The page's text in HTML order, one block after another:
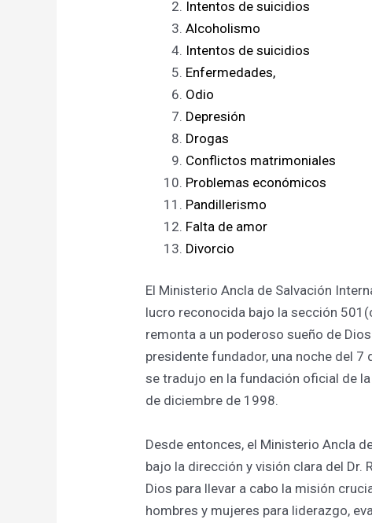
Intentos de suicidios
Alcoholismo
Intentos de suicidios
Enfermedades,
Odio
Depresión
Drogas
Conflictos matrimoniales
Problemas económicos
Pandillerismo
Falta de amor
Divorcio
El Ministerio Ancla de Salvación
lucro reconocida bajo la sección
remonta a un poderoso sueño de
presidente fundador, una noche del
se tradujo en la fundación oficial de
de diciembre de 1998.
Desde entonces, el Ministerio Ancla
bajo la dirección y visión clara del Dr.
Dios para llevar a cabo la misión
hombres y mujeres para liderazgo,